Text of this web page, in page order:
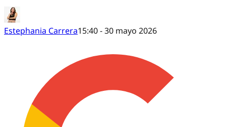
Estephania Carrera15:40 - 30 mayo 2026